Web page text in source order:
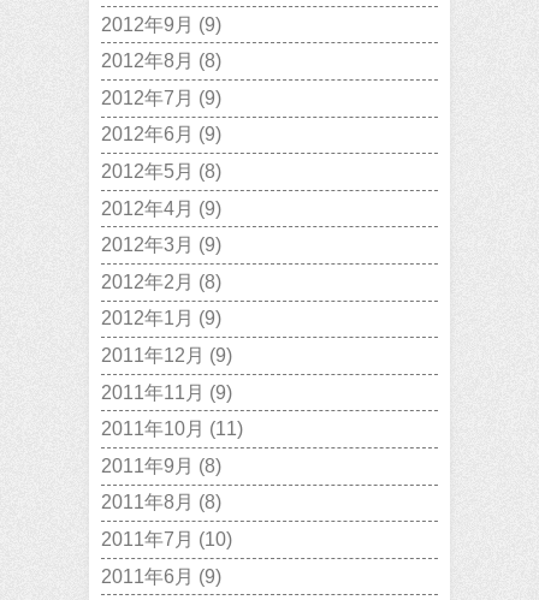
2012年9月 (9)
2012年8月 (8)
2012年7月 (9)
2012年6月 (9)
2012年5月 (8)
2012年4月 (9)
2012年3月 (9)
2012年2月 (8)
2012年1月 (9)
2011年12月 (9)
2011年11月 (9)
2011年10月 (11)
2011年9月 (8)
2011年8月 (8)
2011年7月 (10)
2011年6月 (9)